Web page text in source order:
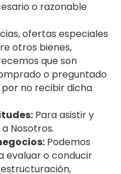
o razonable
ofertas especiales
otros bienes,
que son
o preguntado
no recibir dicha
Para asistir y
Nosotros.
Podemos
evaluar o conducir